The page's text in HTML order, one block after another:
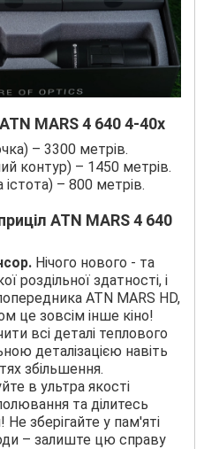
MARS 4 640 4-40x
– 3300 метрів.
контур) – 1450 метрів.
істота) – 800 метрів.
ATN MARS 4 640
Нічого нового - та
роздільної здатності, і
ATN MARS HD,
це зовсім інше кіно!
всі деталі теплового
деталізацією навіть
збільшення.
в ультра якості
та ділитесь
зберігайте у пам'яті
– залиште цю справу